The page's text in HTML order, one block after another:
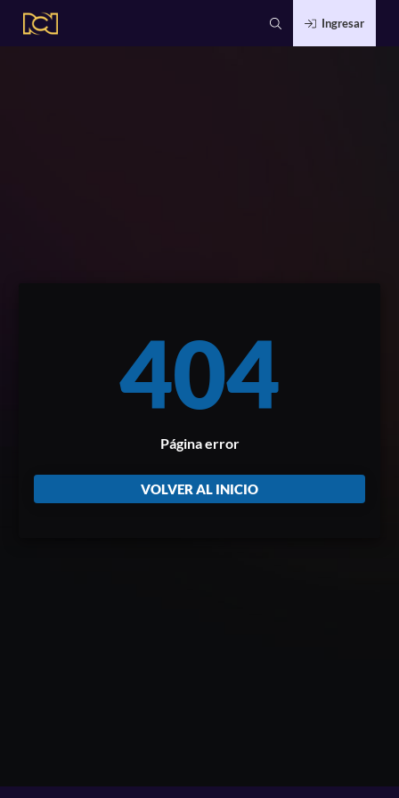
Ingresar
404
Página error
VOLVER AL INICIO